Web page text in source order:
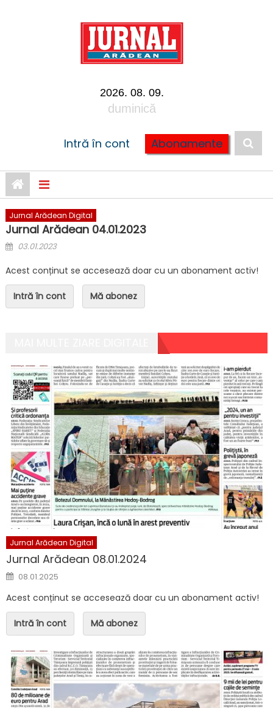
2026. 08. 09.
duminică
Intră în cont Abonamente
Jurnal Arădean Digital
Jurnal Arădean 04.01.2023
Posted on
03.01.2023
Acest conținut se accesează doar cu un abonament activ!
Intră în cont Mă abonez
Jurnal Arădean Digital
Jurnal Arădean 08.01.2024
Posted on
08.01.2025
Acest conținut se accesează doar cu un abonament activ!
Intră în cont Mă abonez